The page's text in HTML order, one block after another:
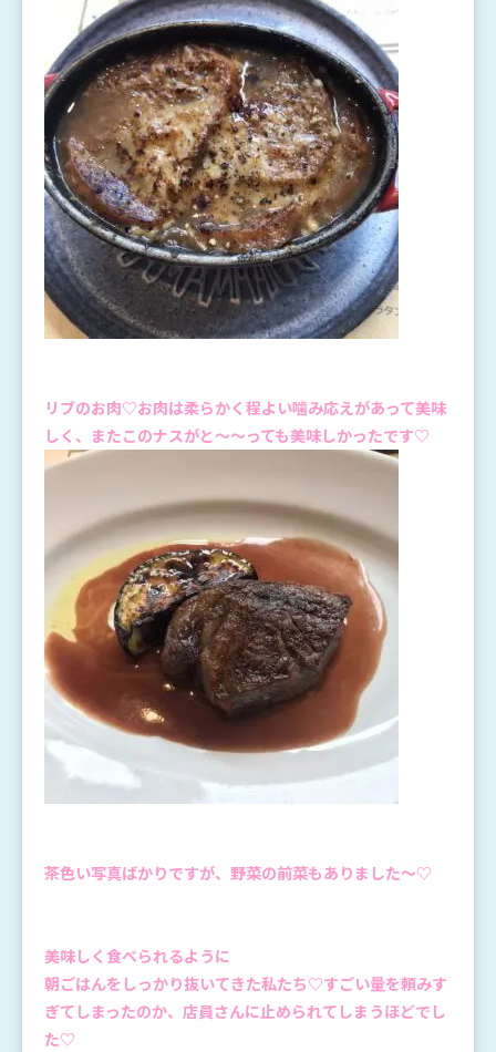
リブのお肉♡お肉は柔らかく程よい噛み応えがあって美味
しく、またこのナスがと～～っても美味しかったです♡
茶色い写真ばかりですが、野菜の前菜もありました～♡
美味しく食べられるように
朝ごはんをしっかり抜いてきた私たち♡すごい量を頼みす
ぎてしまったのか、店員さんに止められてしまうほどでし
た♡